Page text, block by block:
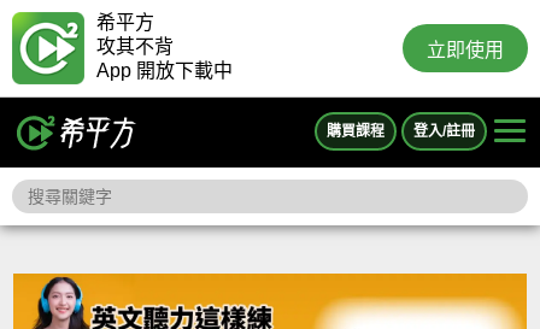
希平方
攻其不背
App 開放下載中
立即使用
購買課程 登入/註冊